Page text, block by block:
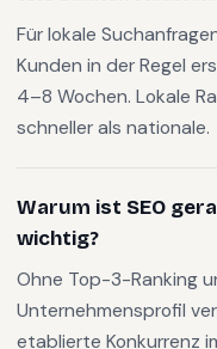
Für lokale
Kunden in der Regel
4–8 Wochen. Lokale
schneller als nationale.
Warum ist SEO
wichtig?
Ohne Top-3-Ranking
Unternehmensprofil
etablierte Konkurrenz